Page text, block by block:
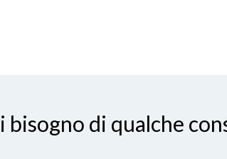
bisogno di qualche